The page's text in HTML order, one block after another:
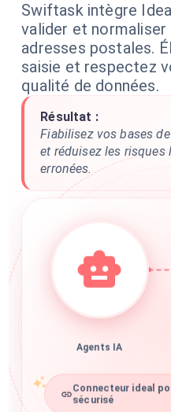
Swiftask intègre
valider et
adresses postales.
saisie et respectez
qualité de données.
Résultat :
Fiabilisez vos bases
et réduisez les risques
erronées.
Agents IA
Connecteur ideal
sécurisé